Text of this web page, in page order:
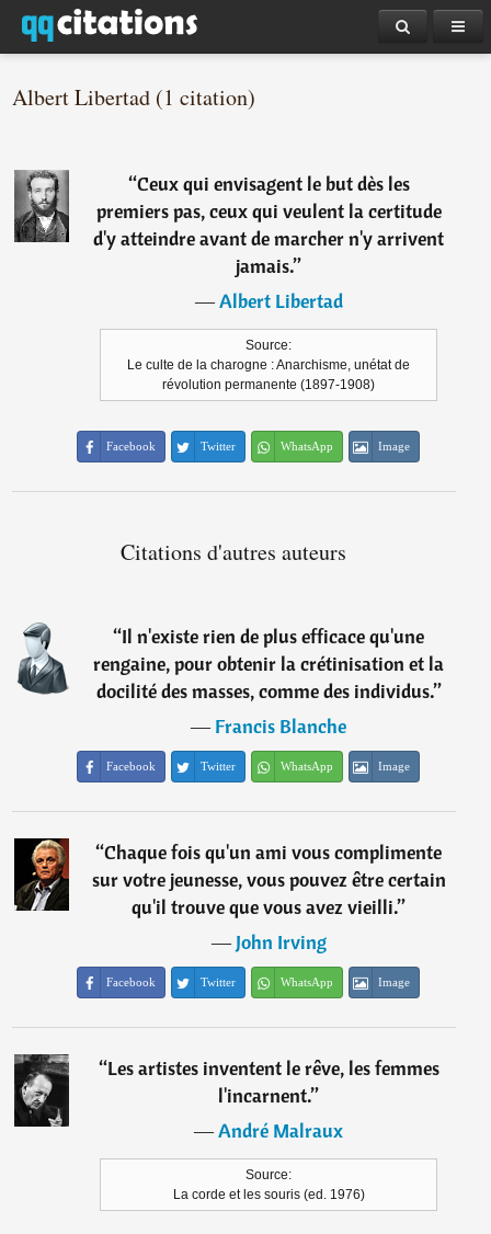
Albert Libertad (1 citation)
“Ceux qui envisagent le but dès les
premiers pas, ceux qui veulent la certitude
d'y atteindre avant de marcher n'y arrivent
jamais.”
―Albert Libertad
Source:
Le culte de la charogne : Anarchisme, unétat de
révolution permanente (1897-1908)
Facebook Twitter WhatsApp Image
Citations d'autres auteurs
“Il n'existe rien de plus efficace qu'une
rengaine, pour obtenir la crétinisation et la
docilité des masses, comme des individus.”
―Francis Blanche
Facebook Twitter WhatsApp Image
“Chaque fois qu'un ami vous complimente
sur votre jeunesse, vous pouvez être certain
qu'il trouve que vous avez vieilli.”
―John Irving
Facebook Twitter WhatsApp Image
“Les artistes inventent le rêve, les femmes
l'incarnent.”
―André Malraux
Source:
La corde et les souris (ed. 1976)